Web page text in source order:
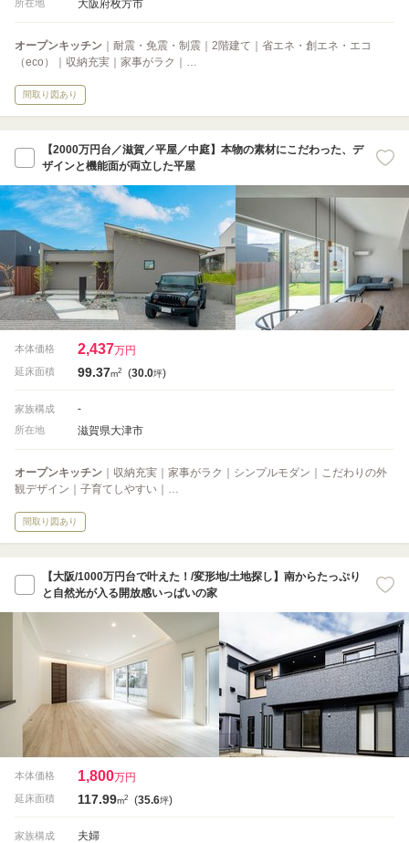
所在地 大阪府枚方市
オープンキッチン ｜耐震・免震・制震｜2階建て｜省エネ・創エネ・エコ
（eco）｜収納充実｜家事がラク｜…
間取り図あり
【2000万円台／滋賀／平屋／中庭】本物の素材にこだわった、デ
ザインと機能面が両立した平屋
本体価格 2,437万円
延床面積 99.37m2 (30.0坪)
家族構成 -
所在地 滋賀県大津市
オープンキッチン ｜収納充実｜家事がラク｜シンプルモダン｜こだわりの外
観デザイン｜子育てしやすい｜…
間取り図あり
【大阪/1000万円台で叶えた！/変形地/土地探し】南からたっぷり
と自然光が入る開放感いっぱいの家
本体価格 1,800万円
延床面積 117.99m2 (35.6坪)
家族構成 夫婦